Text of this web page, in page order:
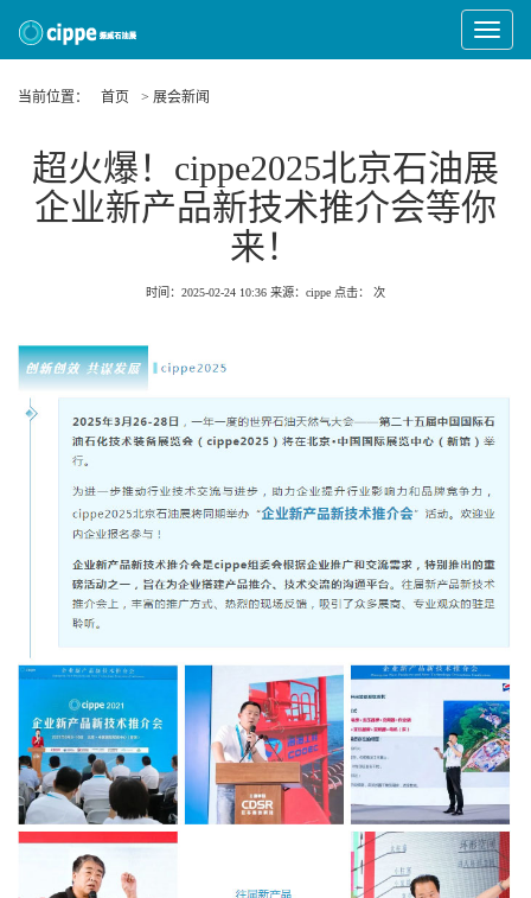
Toggle
当前位置：
首页 > 展会新闻
超火爆！cippe2025北京石油展
企业新产品新技术推介会等你
来！
时间：2025-02-24 10:36 来源：cippe 点击： 次